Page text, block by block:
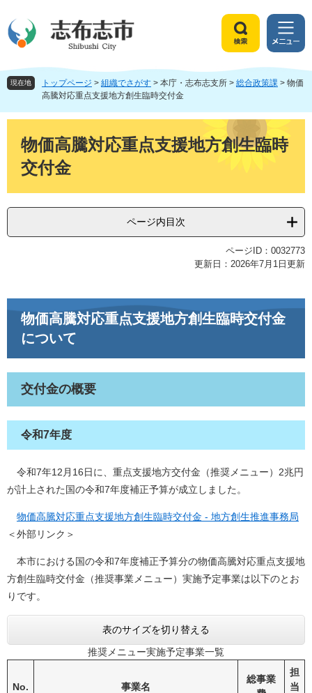
ジ
頭
ュ
飛
索
メ
ニ
ュ
ー
現在地 トップページ > 組織でさがす > 本庁・志布志支所 > 総合政策課 > 物価
高騰対応重点支援地方創生臨時交付金
物価高騰対応重点支援地方創生臨時
交付金
ページ内目次
ページID：0032773
更新日：2026年7月1日更新
物価高騰対応重点支援地方創生臨時交付金
について
交付金の概要
令和7年度
令和7年12月16日に、重点支援地方交付金（推奨メニュー）2兆円
が計上された国の令和7年度補正予算が成立しました。
物価高騰対応重点支援地方創生臨時交付金 - 地方創生推進事務局
＜外部リンク＞
本市における国の令和7年度補正予算分の物価高騰対応重点支援地
方創生臨時交付金（推奨事業メニュー）実施予定事業は以下のとお
りです。
表のサイズを切り替える
推奨メニュー実施予定事業一覧
No. 事業名
総事業
担
当